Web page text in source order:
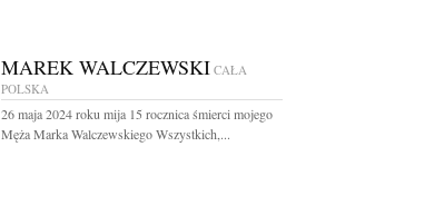
MAREK WALCZEWSKI CAŁA
POLSKA
26 maja 2024 roku mija 15 rocznica śmierci mojego
Męża Marka Walczewskiego Wszystkich,...